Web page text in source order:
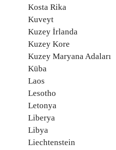
Kosta Rika
Kuveyt
Kuzey İrlanda
Kuzey Kore
Kuzey Maryana Adaları
Küba
Laos
Lesotho
Letonya
Liberya
Libya
Liechtenstein